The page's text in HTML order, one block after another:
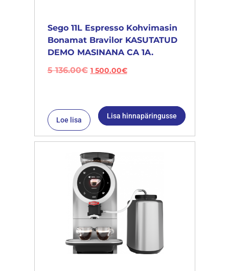
Sego 11L Espresso Kohvimasin
Bonamat Bravilor KASUTATUD
DEMO MASINANA CA 1A.
5 136.00€ 1 500.00€
Loe lisa Lisa hinnapäringusse